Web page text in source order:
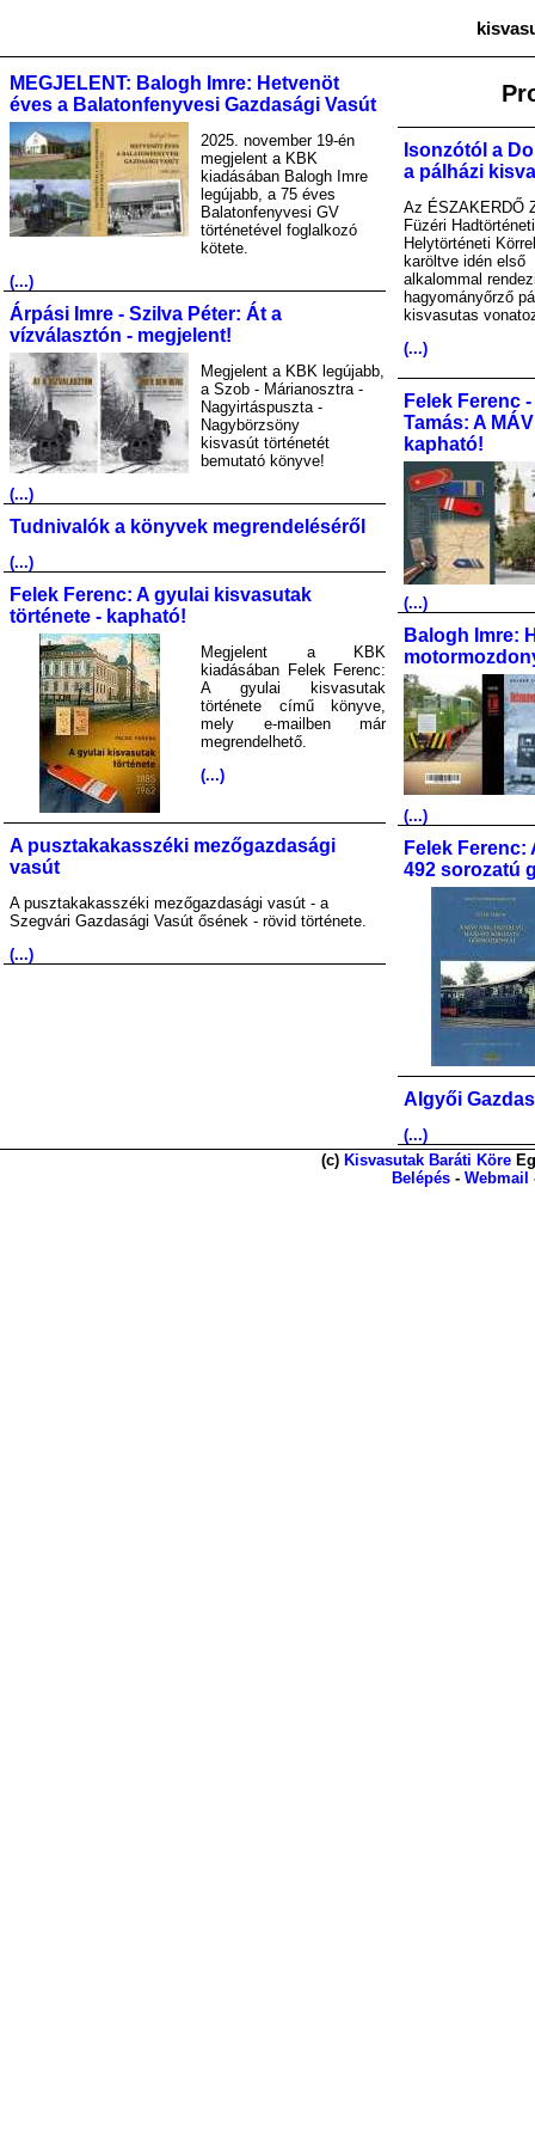
MEGJELENT: Balogh Imre: Hetvenöt
éves a Balatonfenyvesi Gazdasági Vasút
2025. november 19-én
megjelent a KBK
kiadásában Balogh Imre
legújabb, a 75 éves
Balatonfenyvesi GV
történetével foglalkozó
kötete.
(...)
Árpási Imre - Szilva Péter: Át a
vízválasztón - megjelent!
Megjelent a KBK legújabb,
a Szob - Márianosztra -
Nagyirtáspuszta -
Nagybörzsöny
kisvasút történetét
bemutató könyve!
(...)
Tudnivalók a könyvek megrendeléséről
(...)
Felek Ferenc: A gyulai kisvasutak
története - kapható!
Megjelent a KBK
kiadásában Felek Ferenc:
A gyulai kisvasutak
története című könyve,
mely e-mailben már
megrendelhető.
(...)
A pusztakakasszéki mezőgazdasági
vasút
A pusztakakasszéki mezőgazdasági vasút - a
Szegvári Gazdasági Vasút ősének - rövid története.
(...)
Isonzótól a
a pálházi
Az ÉSZAKERDŐ
Füzéri
Helytörténeti Körrel
karöltve idén első
alkalommal
hagyományőrző
kisvasutas
(...)
Felek Ferenc
Tamás: A
kapható!
(...)
Balogh Imre:
(...)
Felek Ferenc:
492 sorozatú
Algyői
(...)
(c) Kisvasutak Baráti Köre
Belépés - Webmail